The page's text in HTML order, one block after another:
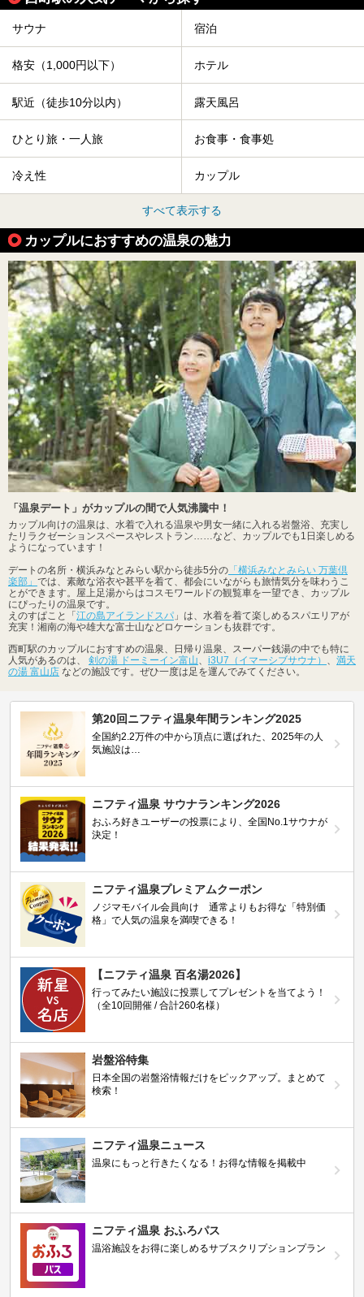
サウナ 宿泊
格安（1,000円以下） ホテル
駅近（徒歩10分以内） 露天風呂
ひとり旅・一人旅 お食事・食事処
冷え性 カップル
すべて表示する
カップルにおすすめの温泉の魅力
「温泉デート」がカップルの間で人気沸騰中！
カップル向けの温泉は、水着で入れる温泉や男女一緒に入れる岩盤浴、充実し
たリラクゼーションスペースやレストラン……など、カップルでも1日楽しめる
ようになっています！
デートの名所・横浜みなとみらい駅から徒歩5分の 「横浜みなとみらい 万葉倶
楽部」 では、素敵な浴衣や甚平を着て、都会にいながらも旅情気分を味わうこ
とができます。屋上足湯からはコスモワールドの観覧車を一望でき、カップル
にぴったりの温泉です。
えのすぱこと「 江の島アイランドスパ 」は、水着を着て楽しめるスパエリアが
充実！湘南の海や雄大な富士山などロケーションも抜群です。
西町駅のカップルにおすすめの温泉、日帰り温泉、スーパー銭湯の中でも特に
人気があるのは、 剣の湯 ドーミーイン富山、 i3U7（イマーシブサウナ） 、 満天
の湯 富山店 などの施設です。ぜひ一度は足を運んでみてください。
第20回ニフティ温泉年間ランキング2025
全国約2.2万件の中から頂点に選ばれた、2025年の人
気施設は…
ニフティ温泉 サウナランキング2026
おふろ好きユーザーの投票により、全国No.1サウナが
決定！
ニフティ温泉プレミアムクーポン
ノジマモバイル会員向け 通常よりもお得な「特別価
格」で人気の温泉を満喫できる！
【ニフティ温泉 百名湯2026】
行ってみたい施設に投票してプレゼントを当てよう！
（全10回開催 / 合計260名様）
岩盤浴特集
日本全国の岩盤浴情報だけをピックアップ。まとめて
検索！
ニフティ温泉ニュース
温泉にもっと行きたくなる！お得な情報を掲載中
ニフティ温泉 おふろパス
温浴施設をお得に楽しめるサブスクリプションプラン